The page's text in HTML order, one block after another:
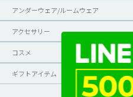
アンダーウェア/ルームウェア
アクセサリー
コスメ
ギフトアイテム